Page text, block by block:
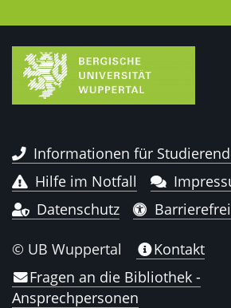
Informationen für
Hilfe im Notfall
Datenschutz
© UB Wuppertal
Kontakt
Fragen an die Bibliothek -
Ansprechpersonen